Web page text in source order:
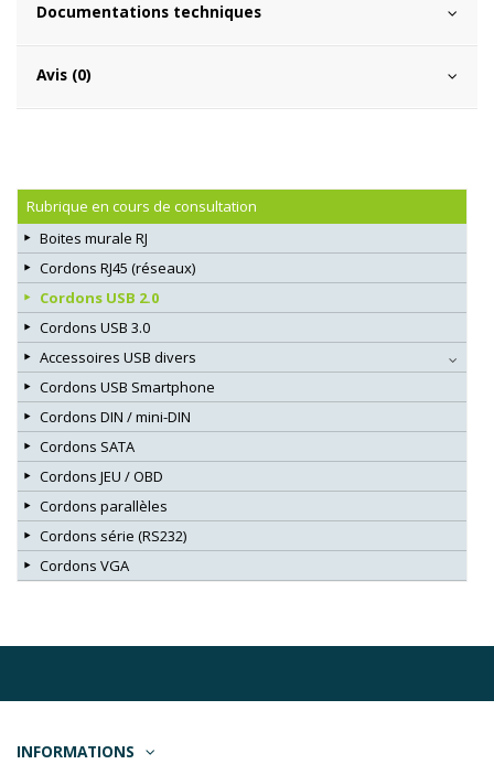
Documentations techniques
Avis (0)
Rubrique en cours de consultation
Boites murale RJ
Cordons RJ45 (réseaux)
Cordons USB 2.0
Cordons USB 3.0
Accessoires USB divers
Cordons USB Smartphone
Cordons DIN / mini-DIN
Cordons SATA
Cordons JEU / OBD
Cordons parallèles
Cordons série (RS232)
Cordons VGA
INFORMATIONS